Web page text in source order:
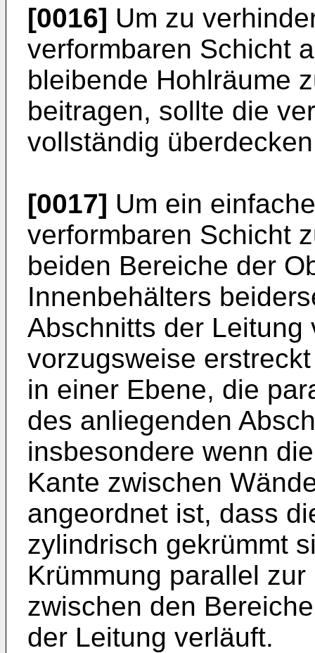
[0016] Um zu
verformbaren Schicht
bleibende Hohlräume
beitragen, sollte die
vollständig
[0017] Um ein
verformbaren Schicht
beiden Bereiche der
Innenbehälters
Abschnitts der Leitung
vorzugsweise
in einer Ebene, die
des anliegenden
insbesondere wenn
Kante zwischen
angeordnet ist, dass
zylindrisch gekrümmt
Krümmung parallel
zwischen den
der Leitung verläuft.